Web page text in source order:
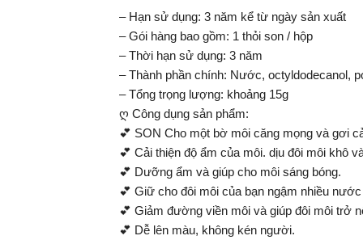
– Hạn sử dụng: 3 năm kể từ ngày sản xuất
– Gói hàng bao gồm: 1 thỏi son / hộp
– Thời hạn sử dụng: 3 năm
– Thành phần chính: Nước, octyldodecanol,
– Tổng trọng lượng: khoảng 15g
ღ Công dụng sản phẩm:
💕 SON Cho một bờ môi căng mọng và gơi
💕 Cải thiện độ ẩm của môi. dịu đôi môi khô
💕 Dưỡng ẩm và giúp cho môi sáng bóng.
💕 Giữ cho đôi môi của bạn ngậm nhiều
💕 Giảm đường viền môi và giúp đôi môi trở
💕 Dễ lên màu, không kén người.